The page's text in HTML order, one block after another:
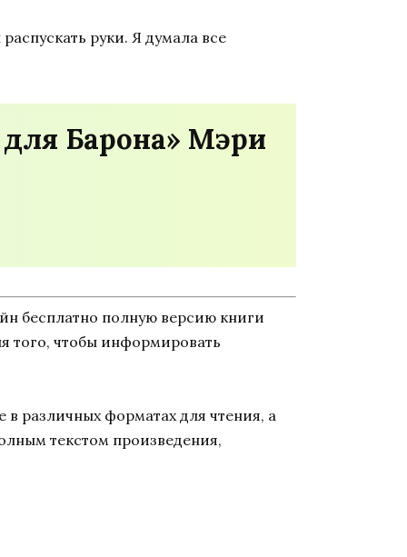
руки. Я думала все
Барона» Мэри
бесплатно полную версию книги
того, чтобы информировать
различных форматах для чтения, а
текстом произведения,